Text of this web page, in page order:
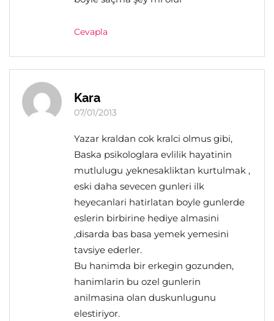
Cevapla
Kara
07/01/2013
Yazar kraldan cok kralci olmus gibi,
Baska psikologlara evlilik hayatinin
mutlulugu ,yeknesakliktan kurtulmak ,
eski daha sevecen gunleri ilk
heyecanlari hatirlatan boyle gunlerde
eslerin birbirine hediye almasini
,disarda bas basa yemek yemesini
tavsiye ederler.
Bu hanimda bir erkegin gozunden,
hanimlarin bu ozel gunlerin
anilmasina olan duskunlugunu
elestiriyor.